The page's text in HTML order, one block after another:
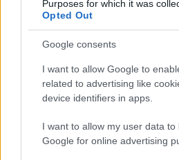
Purposes for which it was
Opted Out
Google consents
I want to allow Google to
related to advertising like
device identifiers in apps.
I want to allow my user data to
Google for online advertising
143
14
13
16
12
7
9
14
2
143
14
13
16
12
7
14
2